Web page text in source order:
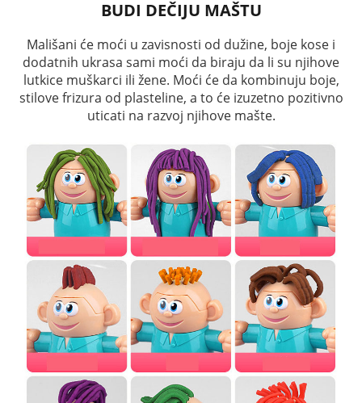
BUDI DEČIJU MAŠTU
Mališani će moći u zavisnosti od dužine, boje kose i
dodatnih ukrasa sami moći da biraju da li su njihove
lutkice muškarci ili žene. Moći će da kombinuju boje,
stilove frizura od plasteline, a to će izuzetno pozitivno
uticati na razvoj njihove mašte.